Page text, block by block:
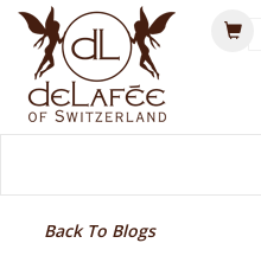
Back To Blogs